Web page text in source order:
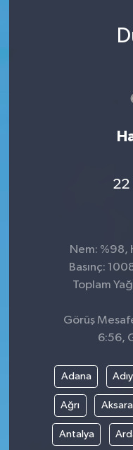
22
Nem: %98,
Basınç:
Toplam
Görüş
6:56,
Adana
Ağrı
Antalya